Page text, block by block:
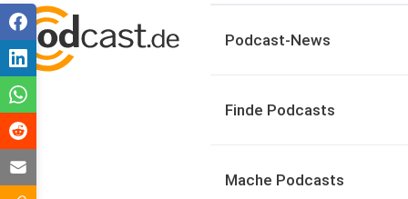
Podcast-News
Finde Podcasts
Mache Podcasts